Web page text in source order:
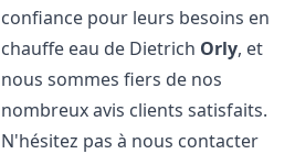
confiance pour leurs besoins en
chauffe eau de Dietrich Orly, et
nous sommes fiers de nos
nombreux avis clients satisfaits.
N'hésitez pas à nous contacter